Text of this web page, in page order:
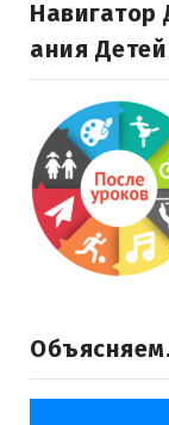
Навигатор
Ания Детей